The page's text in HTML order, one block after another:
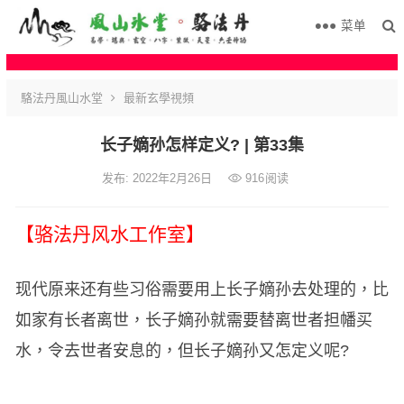
菜单
駱法丹風山水堂 最新玄學視頻
长子嫡孙怎样定义? | 第33集
发布: 2022年2月26日 916阅读
【骆法丹风水工作室】
现代原来还有些习俗需要用上长子嫡孙去处理的，比
如家有长者离世，长子嫡孙就需要替离世者担幡买
水，令去世者安息的，但长子嫡孙又怎定义呢?